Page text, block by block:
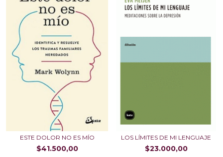
ESTE DOLOR NO ES MÍO
$41.500,00
LOS LÍMITES DE MI LENGUAJE
$23.000,00